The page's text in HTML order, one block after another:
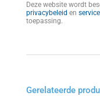
Deze website wordt
privacybeleid en
toepassing.
Gerelateerde